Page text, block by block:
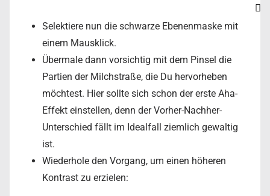
Selektiere nun die schwarze Ebenenmaske mit
einem Mausklick.
Übermale dann vorsichtig mit dem Pinsel die
Partien der Milchstraße, die Du hervorheben
möchtest. Hier sollte sich schon der erste Aha-
Effekt einstellen, denn der Vorher-Nachher-
Unterschied fällt im Idealfall ziemlich gewaltig
ist.
Wiederhole den Vorgang, um einen höheren
Kontrast zu erzielen: